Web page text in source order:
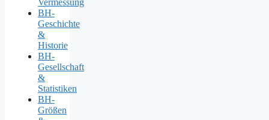
BH-
Geschichte
&
Historie
BH-
Gesellschaft
&
Statistiken
BH-
Größen